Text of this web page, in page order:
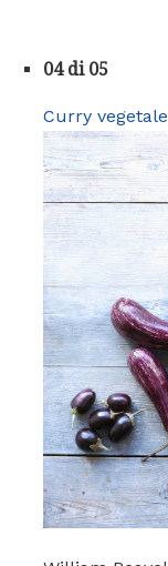
04 di 05
Curry vegetale